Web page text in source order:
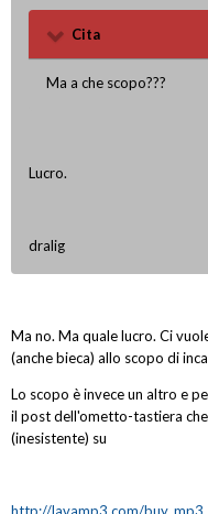
Cita
Ma a che scopo???
Lucro.
dralig
Ma no. Ma quale lucro. Ci
(anche bieca) allo scopo di
Lo scopo è invece un altro e
il post dell'ometto-tastiera
(inesistente) su